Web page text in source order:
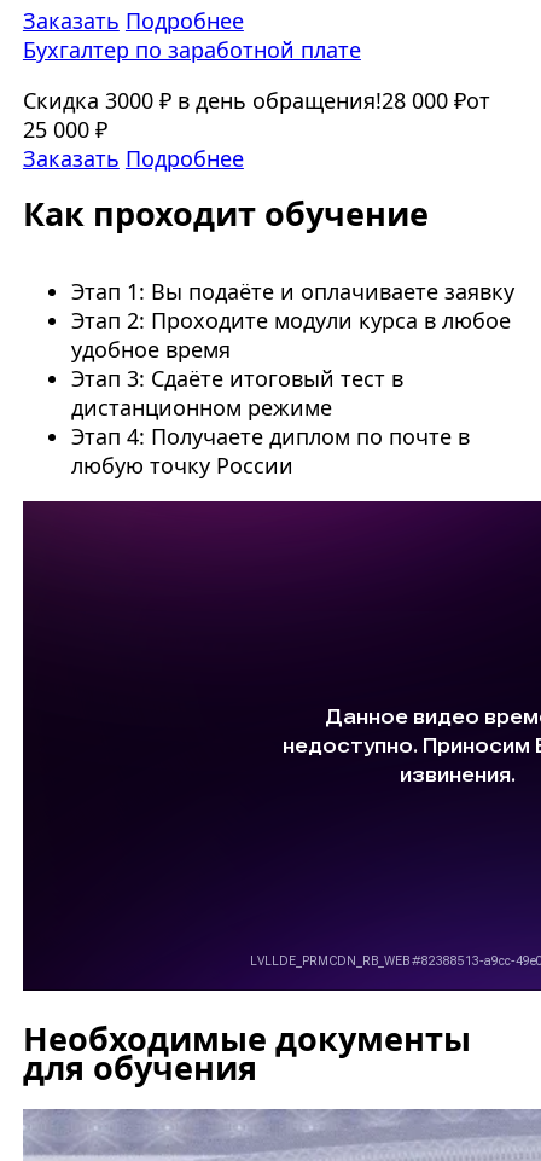
Заказать Подробнее
Бухгалтер по заработной плате
Скидка 3000 ₽ в день обращения!28 000 ₽от
25 000 ₽
Заказать Подробнее
Как проходит обучение
Этап 1: Вы подаёте и оплачиваете заявку
Этап 2: Проходите модули курса в любое
удобное время
Этап 3: Сдаёте итоговый тест в
дистанционном режиме
Этап 4: Получаете диплом по почте в
любую точку России
Необходимые документы
для обучения